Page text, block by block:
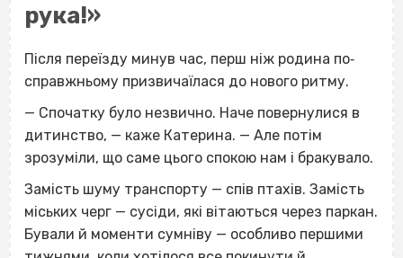
рука!»
Після переїзду минув час, перш ніж родина по‐
справжньому призвичаїлася до нового ритму.
— Спочатку було незвично. Наче повернулися в
дитинство, — каже Катерина. — Але потім
зрозуміли, що саме цього спокою нам і бракувало.
Замість шуму транспорту — спів птахів. Замість
міських черг — сусіди, які вітаються через паркан.
Бували й моменти сумніву — особливо першими